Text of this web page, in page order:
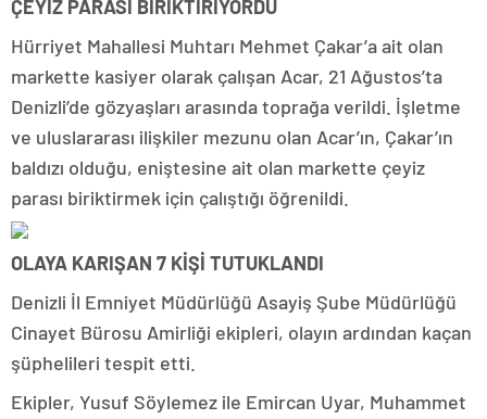
ÇEYİZ PARASI BİRİKTİRİYORDU
Hürriyet Mahallesi Muhtarı Mehmet Çakar’a ait olan
markette kasiyer olarak çalışan Acar, 21 Ağustos’ta
Denizli’de gözyaşları arasında toprağa verildi. İşletme
ve uluslararası ilişkiler mezunu olan Acar’ın, Çakar’ın
baldızı olduğu, eniştesine ait olan markette çeyiz
parası biriktirmek için çalıştığı öğrenildi.
OLAYA KARIŞAN 7 KİŞİ TUTUKLANDI
Denizli İl Emniyet Müdürlüğü Asayiş Şube Müdürlüğü
Cinayet Bürosu Amirliği ekipleri, olayın ardından kaçan
şüphelileri tespit etti.
Ekipler, Yusuf Söylemez ile Emircan Uyar, Muhammet